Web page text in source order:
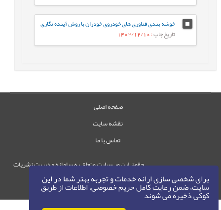
برای شخصی سازی ارائه خدمات و تجربه بهتر شما در این
سایت، ضمن رعایت کامل حریم خصوصی، اطلاعات از طریق
کوکی ذخیره می شوند
خوشه بندی فناوری های خودروی خودران با روش آینده نگاری
تاریخ چاپ: 1402/12/10
صفحه اصلی
نقشه سایت
تماس با ما
حقوق این وب‌سایت متعلق به سامانه مدیریت نشریات
رایمگ است.
حق نشر ©
1405-1396